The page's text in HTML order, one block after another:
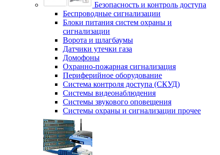
Безопасность и контроль доступа
Беспроводные сигнализации
Блоки питания систем охраны и
сигнализации
Ворота и шлагбаумы
Датчики утечки газа
Домофоны
Охранно-пожарная сигнализация
Периферийное оборудование
Система контроля доступа (СКУД)
Системы видеонаблюдения
Системы звукового оповещения
Системы охраны и сигнализации прочее